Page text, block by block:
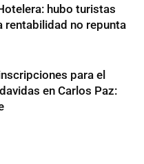
hubo turistas
rentabilidad no repunta
para el
en Carlos Paz: